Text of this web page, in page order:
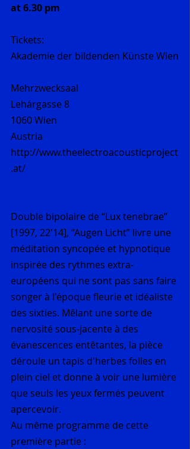
at 6.30 pm
Tickets:
Akademie der bildenden Künste Wien
Mehrzwecksaal
Lehárgasse 8
1060 Wien
Austria
http://www.theelectroacousticproject
.at/
Double bipolaire de “Lux tenebrae”
[1997, 22'14], “Augen Licht” livre une
méditation syncopée et hypnotique
inspirée des rythmes extra-
européens qui ne sont pas sans faire
songer à l'époque fleurie et idéaliste
des sixties. Mêlant une sorte de
nervosité sous-jacente à des
évanescences entêtantes, la pièce
déroule un tapis d'herbes folles en
plein ciel et donne à voir une lumière
que seuls les yeux fermés peuvent
apercevoir.
Au même programme de cette
première partie :